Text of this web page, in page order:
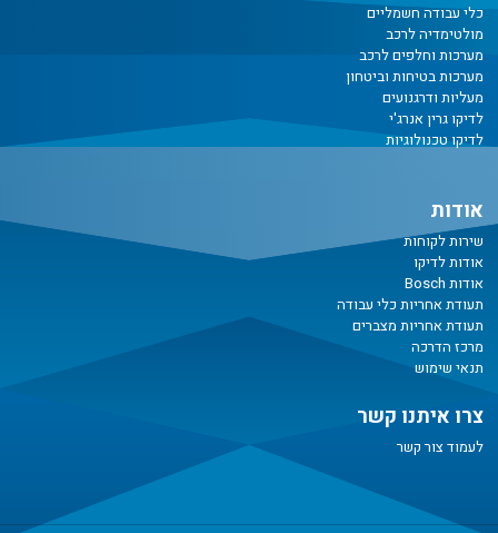
כלי עבודה חשמליים
מולטימדיה לרכב
מערכות וחלפים לרכב
מערכות בטיחות וביטחון
מעליות ודרגנועים
לדיקו גרין אנרג'י
לדיקו טכנולוגיות
אודות
שירות לקוחות
אודות לדיקו
אודות Bosch
תעודת אחריות כלי עבודה
תעודת אחריות מצברים
מרכז הדרכה
תנאי שימוש
צרו איתנו קשר
לעמוד צור קשר